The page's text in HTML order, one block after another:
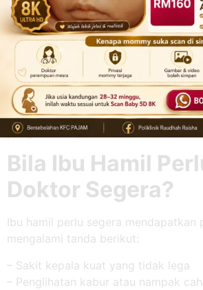
– Pemeriksaan air ketuban
– Pemantauan pergerakan bayi
– Pemeriksaan simptom ibu
Ibu hamil tidak digalakkan membuat
berdasarkan rasa badan sahaja.
darahnya tinggi tetapi tidak
juga yang hanya mula rasa sakit
penglihatan apabila keadaan sudah
Bila Ibu Hamil
Doktor Segera?
Ibu hamil perlu segera mendapatkan
mengalami tanda berikut:
– Sakit kepala kuat yang tidak lega
– Penglihatan kabur atau nampak